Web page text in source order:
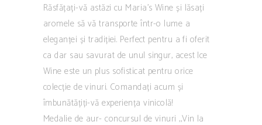
Răsfățați-vă astăzi cu Maria’s Wine și lăsați
aromele să vă transporte într-o lume a
eleganței și tradiției. Perfect pentru a fi oferit
ca dar sau savurat de unul singur, acest Ice
Wine este un plus sofisticat pentru orice
colecție de vinuri. Comandați acum și
îmbunătățiți-vă experiența vinicolă!
Medalie de aur- concursul de vinuri ,,Vin la